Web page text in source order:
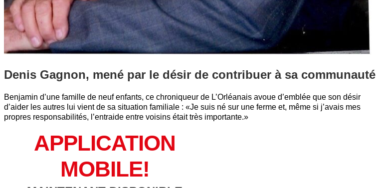
Denis Gagnon, mené par le désir de contribuer à sa communauté
Benjamin d’une famille de neuf enfants, ce chroniqueur de L’Orléanais avoue d’emblée que son désir
d’aider les autres lui vient de sa situation familiale : «Je suis né sur une ferme et, même si j’avais mes
propres responsabilités, l’entraide entre voisins était très importante.»
APPLICATION
MOBILE!